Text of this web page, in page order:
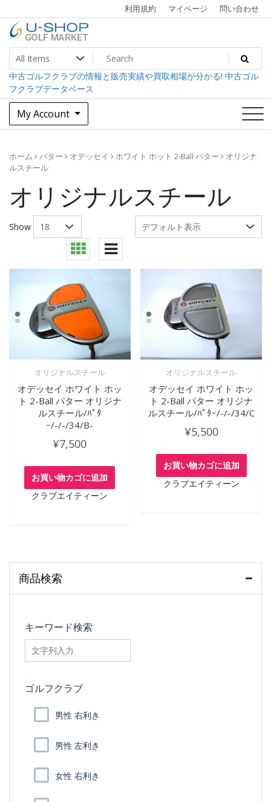
to
content
利用規約 マイページ 問い合わせ
U-SHOP Golf Market dev
中古ゴルフクラブ最大級！U-SHOPゴルフマーケット
中古ゴルフクラブの情報と販売実績や買取相場が分かる! 中古ゴル
フクラブデータベース
My Account
ホーム パター オデッセイ ホワイト ホット 2-Ball パター
オリジナ
ルスチール
オリジナルスチール
Show
オリジナルスチール
オデッセイ ホワイト ホッ
ト 2-Ball パター オリジナ
ルスチール/ﾊﾟﾀ
ｰ/-/-/34/B-
¥7,500
お買い物カゴに追加
クラブエイティーン
オリジナルスチール
オデッセイ ホワイト ホッ
ト 2-Ball パター オリジナ
ルスチール/ﾊﾟﾀｰ/-/-/34/C
¥5,500
お買い物カゴに追加
クラブエイティーン
商品検索
キーワード検索
searchfilter_pro
ゴルフクラブ
男性 右利き
男性 左利き
女性 右利き